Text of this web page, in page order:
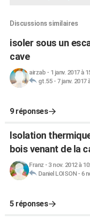
Discussions similaires
isoler sous un
cave
airzab - 1 janv. 2017 à
gt.55- 7 janv. 2017
9 réponses
Isolation
bois venant de la
Franz - 3 nov. 2012 à
Daniel LOISON- 6
5 réponses